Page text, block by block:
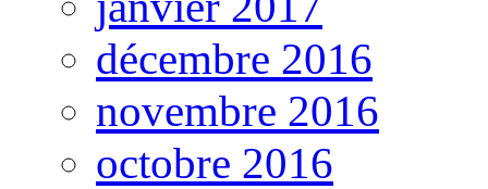
décembre 2016
novembre 2016
octobre 2016